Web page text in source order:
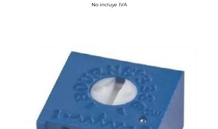
No incluye IVA